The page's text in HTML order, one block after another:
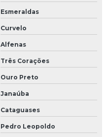
Esmeraldas
Curvelo
Alfenas
Três Corações
Ouro Preto
Janaúba
Cataguases
Pedro Leopoldo